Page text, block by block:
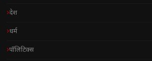
देश
धर्म
पॉलिटिक्स